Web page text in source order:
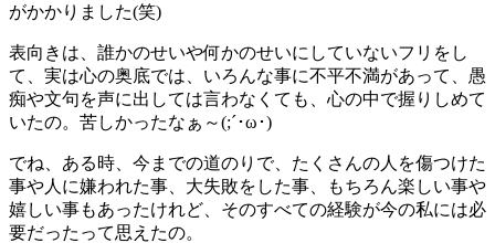
がかかりました(笑)
表向きは、誰かのせいや何かのせいにしていないフリをし
て、実は心の奥底では、いろんな事に不平不満があって、愚
痴や文句を声に出しては言わなくても、心の中で握りしめて
いたの。苦しかったなぁ～(;´･ω･)
でね、ある時、今までの道のりで、たくさんの人を傷つけた
事や人に嫌われた事、大失敗をした事、もちろん楽しい事や
嬉しい事もあったけれど、そのすべての経験が今の私には必
要だったって思えたの。